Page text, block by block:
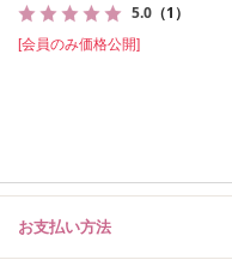
5.0 （1）
[会員のみ価格公開]
お支払い方法